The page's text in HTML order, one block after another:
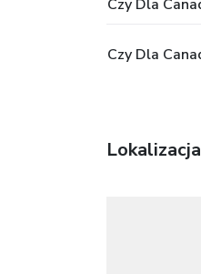
Czy Dla
Czy Dla
Lokalizacja